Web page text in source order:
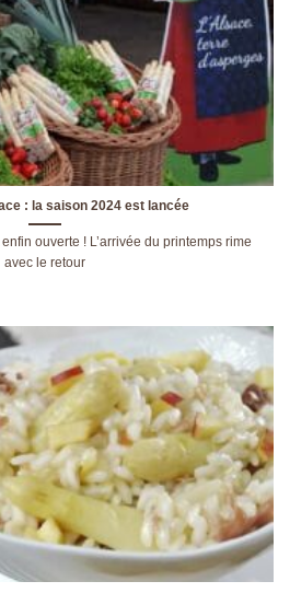
: la saison 2024 est lancée
ouverte ! L’arrivée du printemps rime
avec le retour